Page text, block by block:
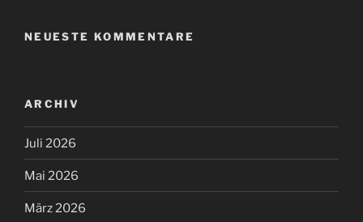
NEUESTE KOMMENTARE
ARCHIV
Juli 2026
Mai 2026
März 2026